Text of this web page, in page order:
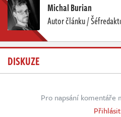
Michal Burian
Autor článku /
DISKUZE
Pro napsání komentáře